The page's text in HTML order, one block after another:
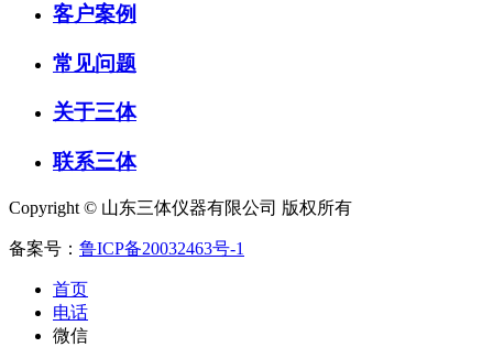
客户案例
常见问题
关于三体
联系三体
Copyright © 山东三体仪器有限公司 版权所有
备案号： 鲁ICP备20032463号-1
首页
电话
微信